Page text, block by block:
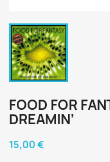
FOOD FOR
DREAMIN’
15,00 €